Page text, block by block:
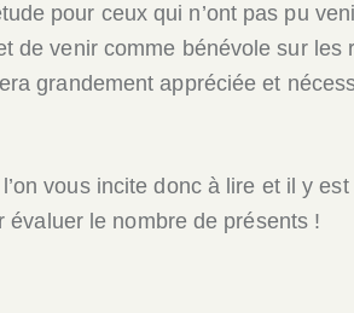
pour ceux qui n’ont pas pu
de venir comme bénévole sur les
grandement appréciée et
vous incite donc à lire et il y
le nombre de présents !